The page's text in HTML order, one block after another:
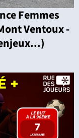
Femmes
Ventoux -